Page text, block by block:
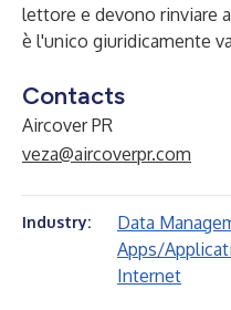
lettore e devono rinviare
è l'unico giuridicamente
Contacts
Aircover PR
veza@aircoverpr.com
Industry: Data
Apps/
Internet